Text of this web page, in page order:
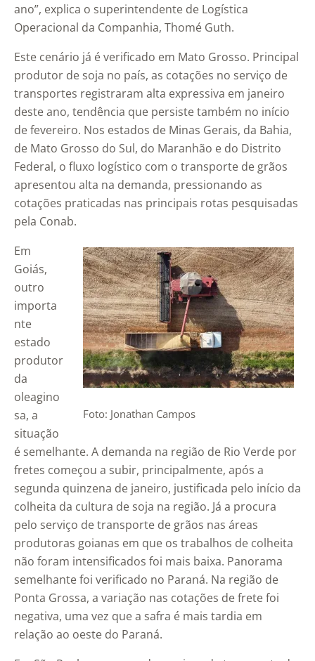
ano”, explica o superintendente de Logística
Operacional da Companhia, Thomé Guth.
Este cenário já é verificado em Mato Grosso. Principal
produtor de soja no país, as cotações no serviço de
transportes registraram alta expressiva em janeiro
deste ano, tendência que persiste também no início
de fevereiro. Nos estados de Minas Gerais, da Bahia,
de Mato Grosso do Sul, do Maranhão e do Distrito
Federal, o fluxo logístico com o transporte de grãos
apresentou alta na demanda, pressionando as
cotações praticadas nas principais rotas pesquisadas
pela Conab.
Foto: Jonathan Campos
Em
Goiás,
outro
importa
nte
estado
produtor
da
oleagino
sa, a
situação
é semelhante. A demanda na região de Rio Verde por
fretes começou a subir, principalmente, após a
segunda quinzena de janeiro, justificada pelo início da
colheita da cultura de soja na região. Já a procura
pelo serviço de transporte de grãos nas áreas
produtoras goianas em que os trabalhos de colheita
não foram intensificados foi mais baixa. Panorama
semelhante foi verificado no Paraná. Na região de
Ponta Grossa, a variação nas cotações de frete foi
negativa, uma vez que a safra é mais tardia em
relação ao oeste do Paraná.